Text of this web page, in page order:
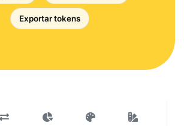
Exportar tokens